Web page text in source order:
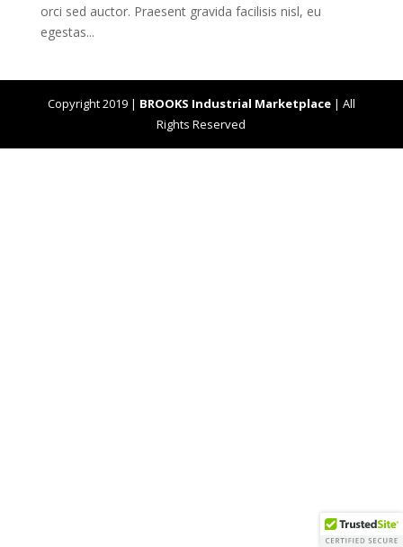
orci sed auctor. Praesent gravida facilisis nisl, eu
egestas...
Copyright 2019 | BROOKS Industrial Marketplace| All
Rights Reserved